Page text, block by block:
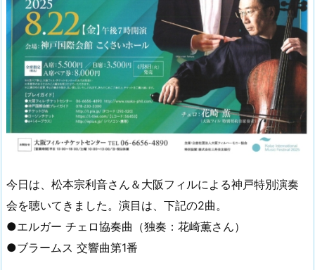
今日は、松本宗利音さん＆大阪フィルによる神戸特別演奏
会を聴いてきました。演目は、下記の2曲。
●エルガー チェロ協奏曲（独奏：花崎薫さん）
●ブラームス 交響曲第1番